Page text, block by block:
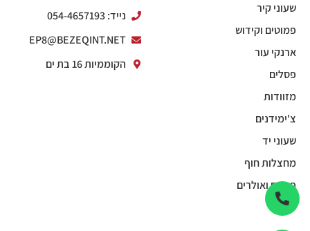
שעוני קיר
פמוטים וקידוש
ארנקי עור
פסלים
מזוודות
צ'ימידנים
שעוני יד
מחצלות חוף
פנסים ואולרים
נייד: 054-4657193
EP8@BEZEQINT.NET
הקוממיות 16 בת ים